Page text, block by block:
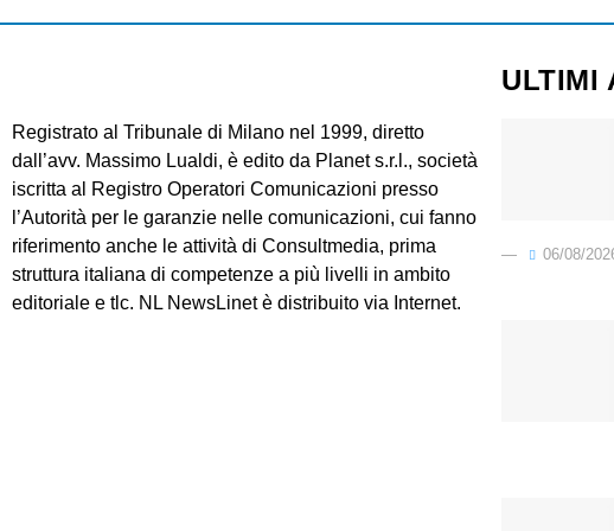
Registrato al Tribunale di Milano nel 1999, diretto
dall’avv. Massimo Lualdi, è edito da Planet s.r.l., società
iscritta al Registro Operatori Comunicazioni presso
l’Autorità per le garanzie nelle comunicazioni, cui fanno
riferimento anche le attività di Consultmedia, prima
struttura italiana di competenze a più livelli in ambito
editoriale e tlc. NL NewsLinet è distribuito via Internet.
ULTIMI
06/08/